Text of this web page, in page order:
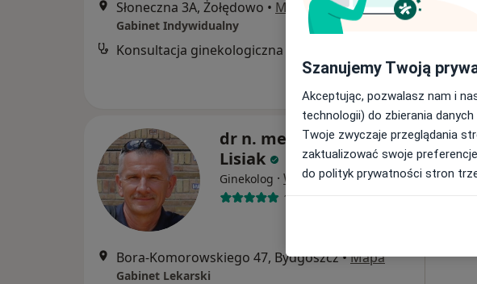
Słoneczna 3A, Żołędowo • Mapa
Gabinet Indywidualny
Konsultacja ginekologiczna
dr n. med. Mariusz
Lisiak
Ginekolog · Więcej
183 opinie
Bora-Komorowskiego 47, Bydgoszcz•Mapa
Gabinet Lekarski
Szanujemy Twoją
Akceptując, pozwalasz nam i
technologii) do zbierania
Twoje zwyczaje przeglądania
zaktualizować swoje
do polityk prywatności stron